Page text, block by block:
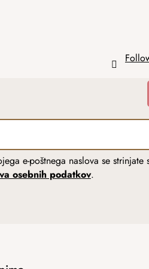
e-poštnega naslova se strinjate
osebnih podatkov.